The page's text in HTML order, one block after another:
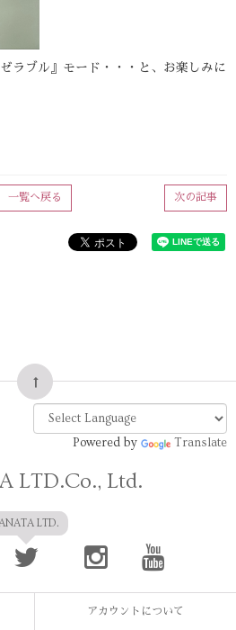
ラブル』モード・・・と、お楽しみに
次の記事
一覧へ戻る
Powered by Translate
LTD.Co., Ltd.
LTD.
アカウントについて